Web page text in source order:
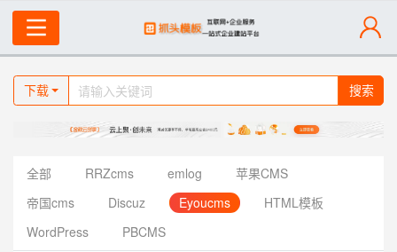
下载 搜索
全部 RRZcms emlog
苹果CMS
帝国cms
Discuz Eyoucms
HTML模板
WordPress
PBCMS